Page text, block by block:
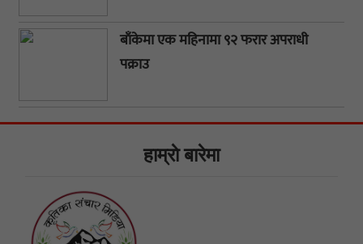
बाँकेमा एक महिनामा ९२ फरार अपराधी
पक्राउ
हाम्राे बारेमा